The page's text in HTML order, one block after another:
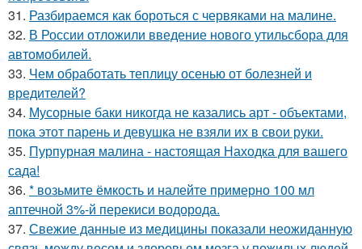
31. Разбираемся как бороться с червяками на малине.
32. В России отложили введение нового утильсбора для
автомобилей.
33. Чем обработать теплицу осенью от болезней и
вредителей?
34. Мусорные баки никогда не казались арт - объектами,
пока этот парень и девушка не взяли их в свои руки.
35. Пурпурная малина - настоящая Находка для вашего
сада!
36. * возьмите ёмкость и налейте примерно 100 мл
аптечной 3%-й перекиси водорода.
37. Свежие данные из медицины показали неожиданную